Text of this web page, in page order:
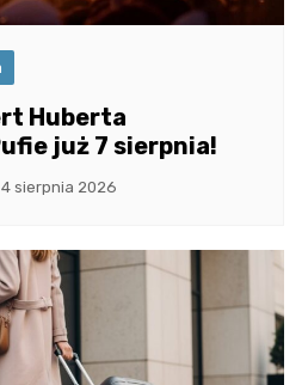
Huberta
już 7 sierpnia!
4 sierpnia 2026